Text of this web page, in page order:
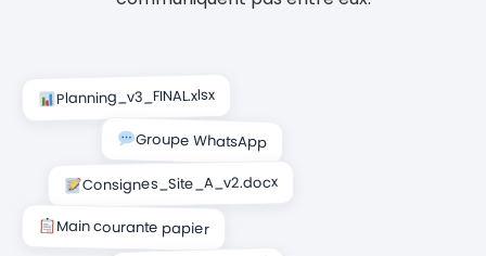
Planning_v3_FINAL.xlsx
Groupe WhatsApp
Consignes_Site_A_v2.docx
Main courante papier